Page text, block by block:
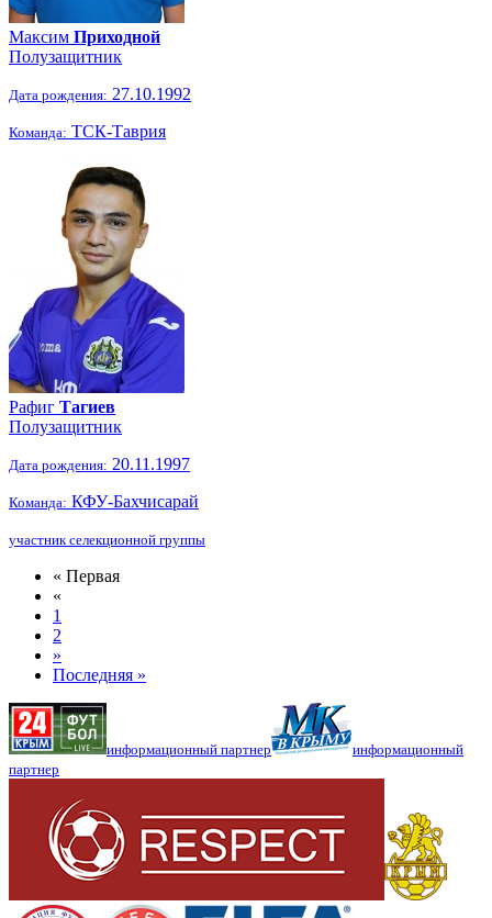
Максим Приходной
Полузащитник
Дата рождения: 27.10.1992
Команда: ТСК-Таврия
Рафиг Тагиев
Полузащитник
Дата рождения: 20.11.1997
Команда: КФУ-Бахчисарай
участник селекционной группы
« Первая
«
1
2
»
Последняя »
информационный партнер
информационный
партнер